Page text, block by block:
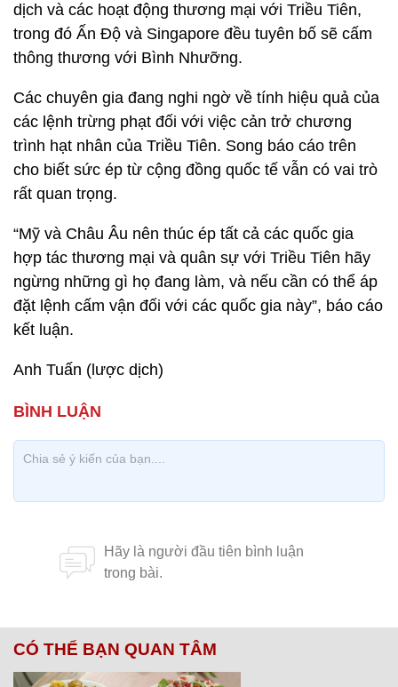
dịch và các hoạt động thương mại với Triều Tiên,
trong đó Ấn Độ và Singapore đều tuyên bố sẽ cấm
thông thương với Bình Nhưỡng.
Các chuyên gia đang nghi ngờ về tính hiệu quả của
các lệnh trừng phạt đối với việc cản trở chương
trình hạt nhân của Triều Tiên. Song báo cáo trên
cho biết sức ép từ cộng đồng quốc tế vẫn có vai trò
rất quan trọng.
“Mỹ và Châu Âu nên thúc ép tất cả các quốc gia
hợp tác thương mại và quân sự với Triều Tiên hãy
ngừng những gì họ đang làm, và nếu cần có thể áp
đặt lệnh cấm vận đối với các quốc gia này”, báo cáo
kết luận.
Anh Tuấn (lược dịch)
CÓ THỂ BẠN QUAN TÂM